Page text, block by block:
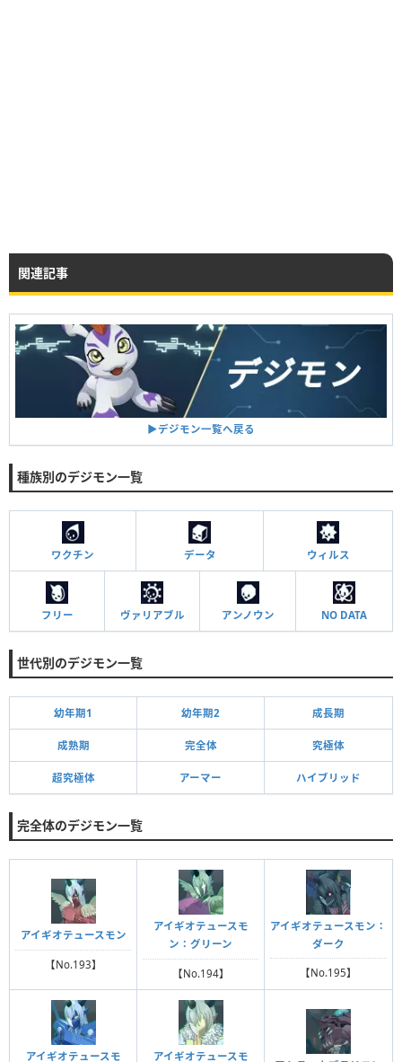
関連記事
▶︎デジモン一覧へ戻る
種族別のデジモン一覧
ワクチン データ ウィルス
フリー ヴァリアブル アンノウン NO DATA
世代別のデジモン一覧
幼年期1 幼年期2 成長期
成熟期 完全体 究極体
超究極体 アーマー ハイブリッド
完全体のデジモン一覧
アイギオテュースモン
【No.193】
アイギオテュースモ
ン：グリーン
【No.194】
アイギオテュースモン：
ダーク
【No.195】
アイギオテュースモ アイギオテュースモ